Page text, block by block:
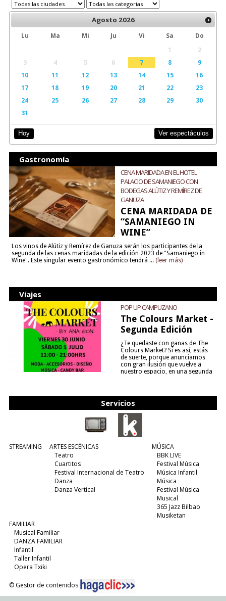
Agosto 2026
Lu Ma Mi Ju Vi Sa
Do
1
2
3
4 5 6 7 8
9
10
11 12 13 14 15
16
17
18 19 20 21 22
23
24
25 26 27 28 29
30
31
Hoy Ver espectáculos
Gastronomía
CENA MARIDADA EN EL HOTEL
PALACIO DE SAMANIEGO CON
BODEGAS ALÚTIZ Y REMÍREZ DE
GANUZA
CENA MARIDADA DE
“SAMANIEGO IN
WINE”
Los vinos de Alútiz y Remírez de Ganuza serán los participantes de la
segunda de las cenas maridadas de la edición 2023 de "Samaniego in
Wine". Este singular evento gastronómico tendrá ... (leer más)
Viajes
POP UP CAMPUZANO
The Colours Market -
Segunda Edición
¿Te quedaste con ganas de The
Colours Market? Si es así, estás
de suerte, porque anunciamos
con gran ilusión que vuelve a
nuestro espacio, en una segunda
Servicios
STREAMING
ARTES ESCÉNICAS
Teatro
Cuartitos
Festival Internacional de Teatro
Danza
Danza Vertical
MÚSICA
BBK LIVE
Festival Música
Música Infantil
Música
Festival Música
Musical
365 Jazz Bilbao
Musiketan
FAMILIAR
Musical Familiar
DANZA FAMILIAR
Infantil
Taller Infantil
Opera Txiki
© Gestor de contenidos